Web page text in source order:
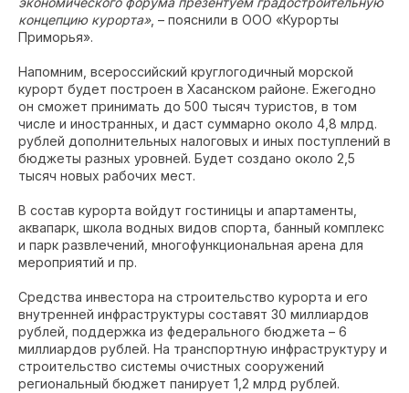
концепцию курорта», – пояснили в ООО «Курорты
Приморья».
Напомним, всероссийский круглогодичный морской
курорт будет построен в Хасанском районе. Ежегодно
он сможет принимать до 500 тысяч туристов, в том
числе и иностранных, и даст суммарно около 4,8 млрд.
рублей дополнительных налоговых и иных поступлений в
бюджеты разных уровней. Будет создано около 2,5
тысяч новых рабочих мест.
В состав курорта войдут гостиницы и апартаменты,
аквапарк, школа водных видов спорта, банный комплекс
и парк развлечений, многофункциональная арена для
мероприятий и пр.
Средства инвестора на строительство курорта и его
внутренней инфраструктуры составят 30 миллиардов
рублей, поддержка из федерального бюджета – 6
миллиардов рублей. На транспортную инфраструктуру и
строительство системы очистных сооружений
региональный бюджет панирует 1,2 млрд рублей.